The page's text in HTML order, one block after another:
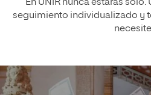
En UNIR nunca estarás
seguimiento individualizado y